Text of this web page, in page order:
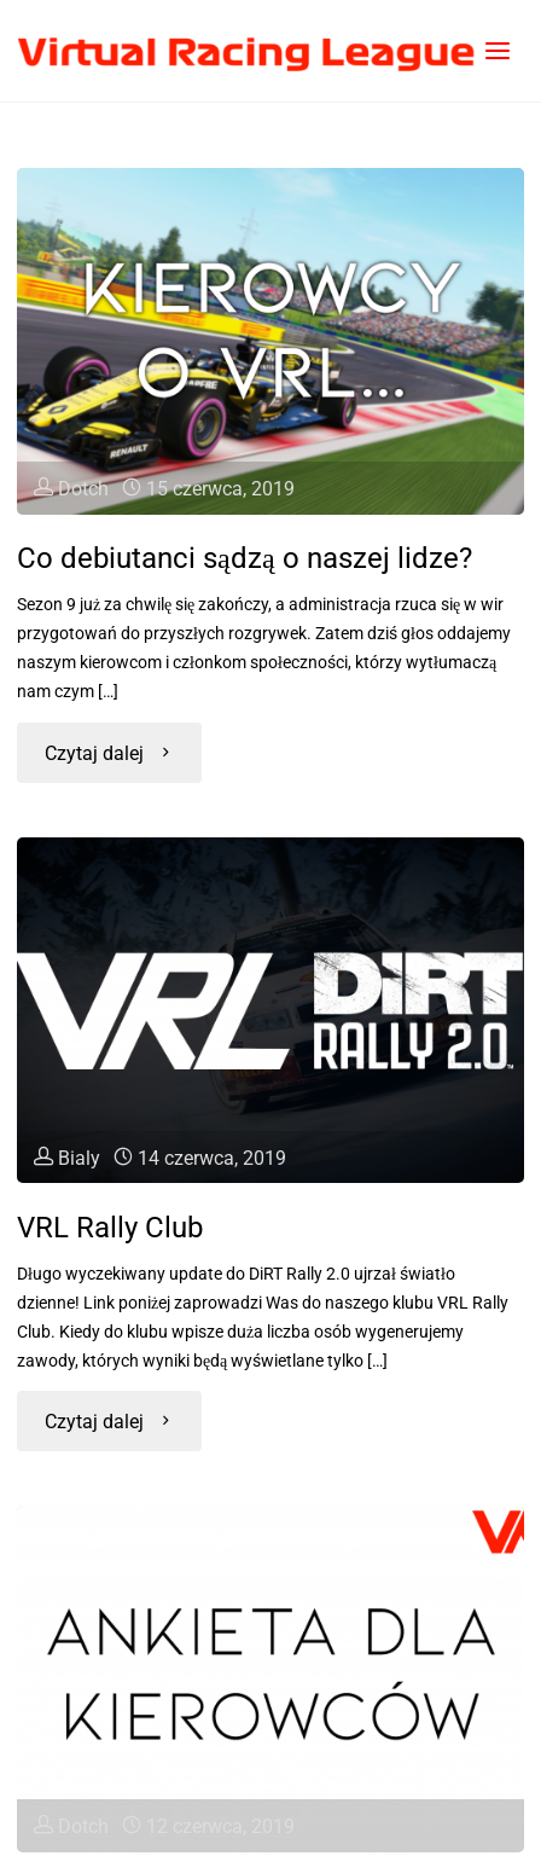
Dotch 15 czerwca, 2019
Co debiutanci sądzą o naszej lidze?
Sezon 9 już za chwilę się zakończy, a administracja rzuca się w wir
przygotowań do przyszłych rozgrywek. Zatem dziś głos oddajemy
naszym kierowcom i członkom społeczności, którzy wytłumaczą
nam czym […]
Czytaj dalej
Bialy 14 czerwca, 2019
VRL Rally Club
Długo wyczekiwany update do DiRT Rally 2.0 ujrzał światło
dzienne! Link poniżej zaprowadzi Was do naszego klubu VRL Rally
Club. Kiedy do klubu wpisze duża liczba osób wygenerujemy
zawody, których wyniki będą wyświetlane tylko […]
Czytaj dalej